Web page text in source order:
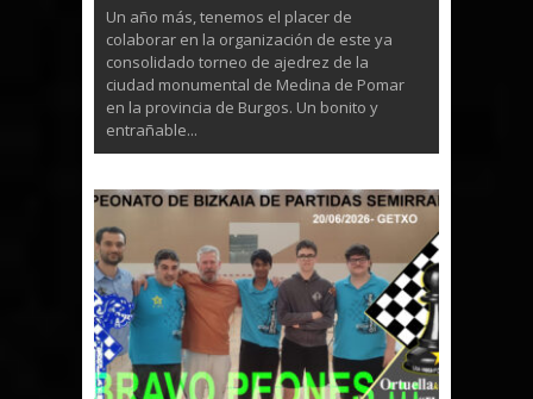
Un año más, tenemos el placer de
colaborar en la organización de este ya
consolidado torneo de ajedrez de la
ciudad monumental de Medina de Pomar
en la provincia de Burgos. Un bonito y
entrañable...